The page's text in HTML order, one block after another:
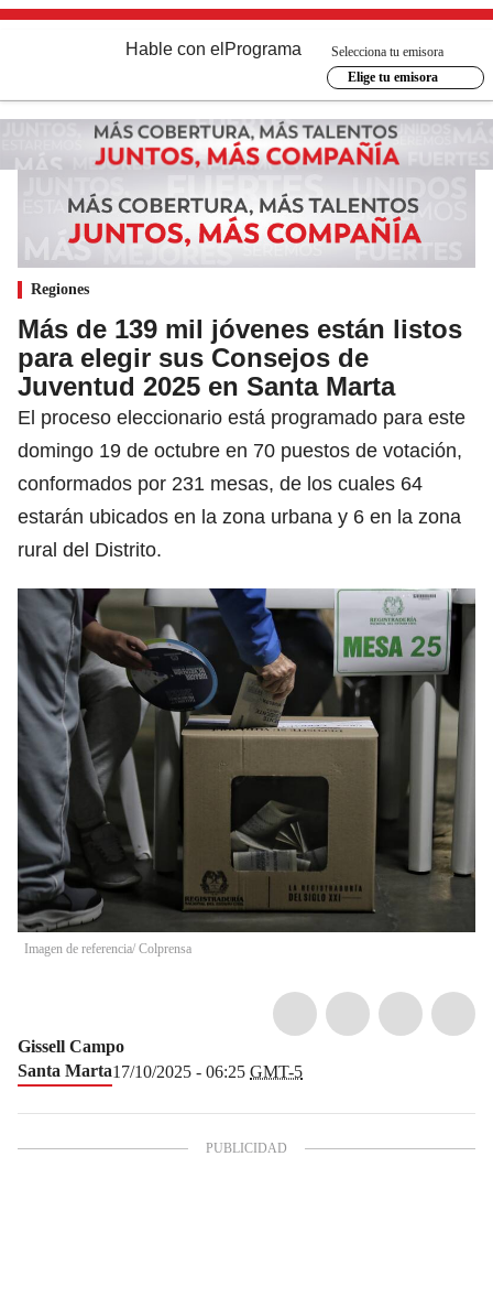
Hable con el Programa
Selecciona tu emisora
Elige tu emisora
Regiones
Más de 139 mil jóvenes están listos
para elegir sus Consejos de
Juventud 2025 en Santa Marta
El proceso eleccionario está programado para este
domingo 19 de octubre en 70 puestos de votación,
conformados por 231 mesas, de los cuales 64
estarán ubicados en la zona urbana y 6 en la zona
rural del Distrito.
Imagen de referencia/ Colprensa
Gissell Campo
Santa Marta17/10/2025 - 06:25 GMT-5